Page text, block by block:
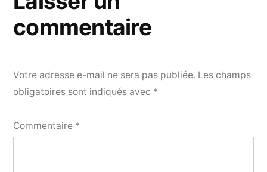
commentaire
Votre adresse e-mail ne sera pas publiée. Les champs
obligatoires sont indiqués avec *
Commentaire *